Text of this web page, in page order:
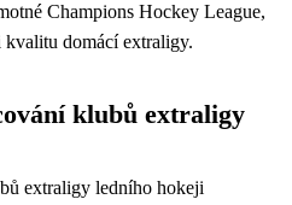
Champions Hockey League,
domácí extraligy.
klubů extraligy
extraligy ledního hokeji